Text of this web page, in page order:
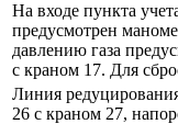
На входе пункта
предусмотрен
давлению газа
с краном 17. Для
Линия
26 с краном 27,